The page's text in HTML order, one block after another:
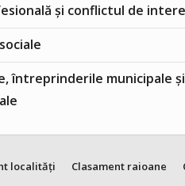
și conflictul de
întreprinderile municipale
localități Clasament raioane